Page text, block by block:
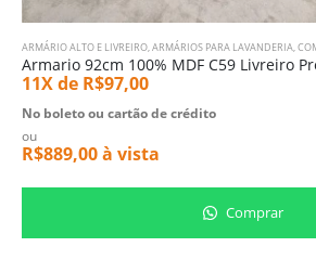
ARMÁRIO ALTO E LIVREIRO ARMÁRIOS PARA LAVANDERIA
Armario 92cm 100% MDF C59 Livreiro
11X de R$97,00
No boleto ou cartão de crédito
ou
R$889,00à vista
Comprar